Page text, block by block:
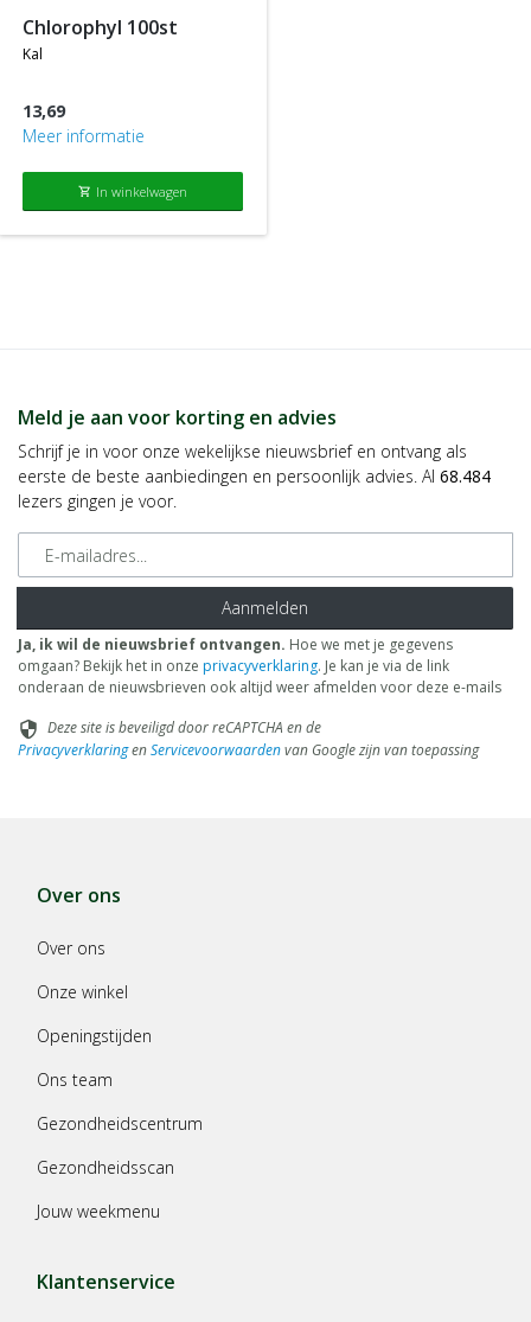
chlorophyl 100st
kal
13,69
Meer informatie
shopping_cart In winkelwagen
Meld je aan voor korting en advies
Schrijf je in voor onze wekelijkse nieuwsbrief en ontvang als
eerste de beste aanbiedingen en persoonlijk advies. Al 68.484
lezers gingen je voor.
E-mailadres
Aanmelden
Ja, ik wil de nieuwsbrief ontvangen. Hoe we met je gegevens
omgaan? Bekijk het in onze privacyverklaring. Je kan je via de link
onderaan de nieuwsbrieven ook altijd weer afmelden voor deze e-mails
security Deze site is beveiligd door reCAPTCHA en de
PrivacyverklaringenServicevoorwaardenvan Google zijn van toepassing
Over ons
Over ons
Onze winkel
Openingstijden
Ons team
Gezondheidscentrum
Gezondheidsscan
Jouw weekmenu
Klantenservice